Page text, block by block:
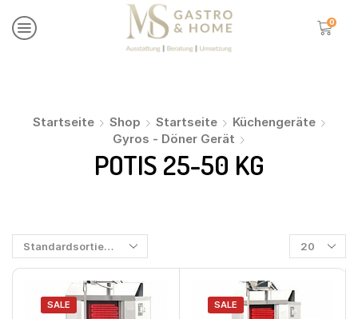
0
Startseite Shop Startseite
Küchengeräte
Gyros - Döner Gerät
POTIS 25-50 KG
SALE SALE